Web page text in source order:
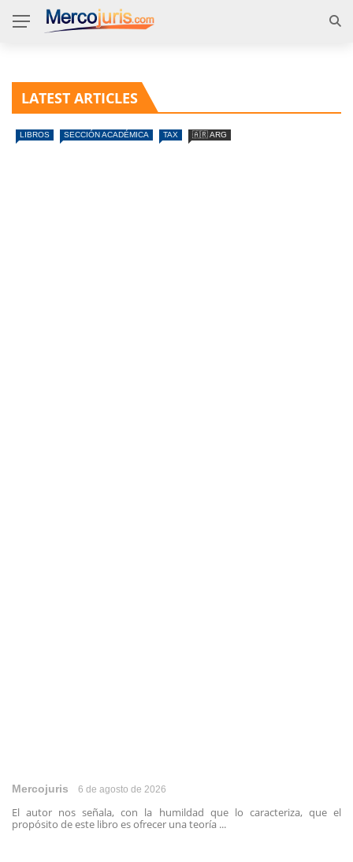
LATEST ARTICLES
LIBROS SECCIÓN ACADÉMICA TAX 🇦🇷 ARG
Mercojuris 6 de agosto de 2026
El autor nos señala, con la humildad que lo caracteriza, que el
propósito de este libro es ofrecer una teoría ...